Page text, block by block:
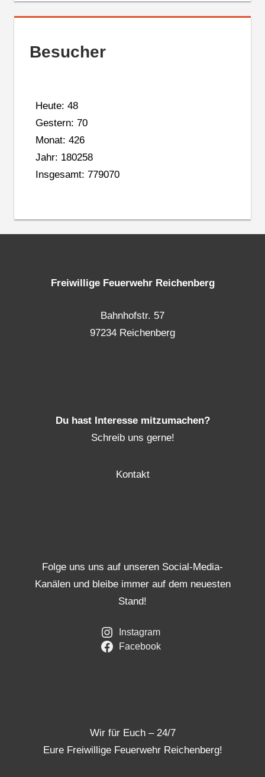
Besucher
Heute: 48
Gestern: 70
Monat: 426
Jahr: 180258
Insgesamt: 779070
Freiwillige Feuerwehr Reichenberg
Bahnhofstr. 57
97234 Reichenberg
Du hast Interesse mitzumachen?
Schreib uns gerne!
Kontakt
Folge uns uns auf unseren Social-Media-
Kanälen und bleibe immer auf dem neuesten
Stand!
Instagram
Facebook
Wir für Euch – 24/7
Eure Freiwillige Feuerwehr Reichenberg!